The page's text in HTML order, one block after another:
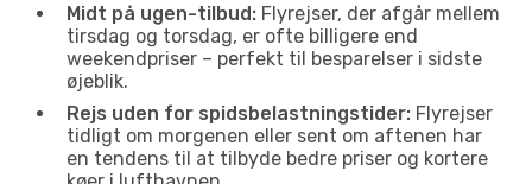
Midt på ugen-tilbud: Flyrejser, der afgår mellem
tirsdag og torsdag, er ofte billigere end
weekendpriser – perfekt til besparelser i sidste
øjeblik.
Rejs uden for spidsbelastningstider: Flyrejser
tidligt om morgenen eller sent om aftenen har
en tendens til at tilbyde bedre priser og kortere